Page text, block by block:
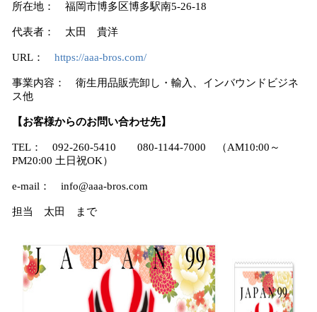
所在地： 福岡市博多区博多駅南5-26-18
代表者： 太田 貴洋
URL： https://aaa-bros.com/
事業内容： 衛生用品販売卸し・輸入、インバウンドビジネ
ス他
【お客様からのお問い合わせ先】
TEL： 092-260-5410 080-1144-7000 （AM10:00～
PM20:00 土日祝OK）
e-mail： info@aaa-bros.com
担当 太田 まで